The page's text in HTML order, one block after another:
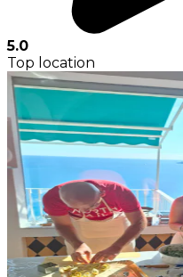
5.0
Top location